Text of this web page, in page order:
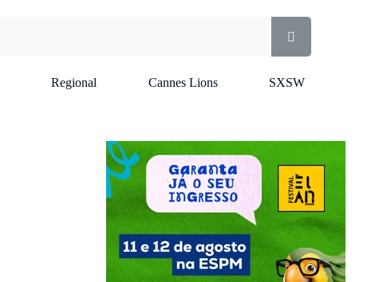
Regional Cannes Lions SXSW